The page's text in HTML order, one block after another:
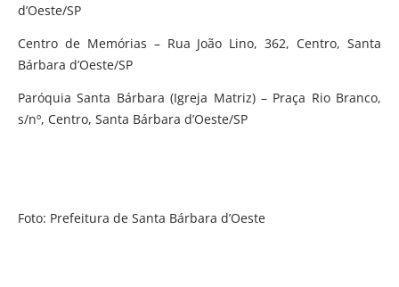
d’Oeste/SP
Centro de Memórias – Rua João Lino, 362, Centro, Santa
Bárbara d’Oeste/SP
Paróquia Santa Bárbara (Igreja Matriz) – Praça Rio Branco,
s/nº, Centro, Santa Bárbara d’Oeste/SP
Foto: Prefeitura de Santa Bárbara d’Oeste